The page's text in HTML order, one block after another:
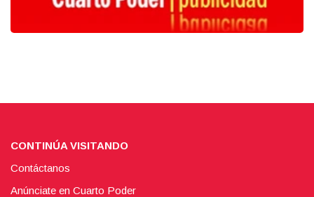
CONTINÚA VISITANDO
Contáctanos
Anúnciate en Cuarto Poder